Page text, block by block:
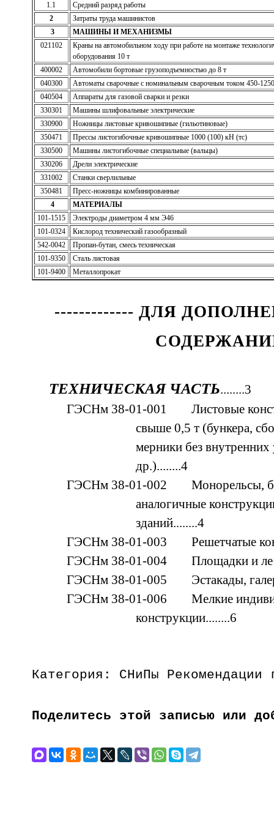
1.1
Средний разряд работы
2
Затраты труда машинистов
3
МАШИНЫ И МЕХАНИЗМЫ
021102
Краны на автомобильном ходу при работе на монтаже
оборудования 10 т
400002
Автомобили бортовые грузоподъемностью до 8 т
040300
Автоматы сварочные с номинальным сварочным током 450-
040504
Аппараты для газовой сварки и резки
330301
Машины шлифовальные электрические
330900
Ножницы листовые кривошипные (гильотиновые)
350471
Прессы листогибочные кривошипные 1000 (100) кН (тс)
330500
Машины листогибочные специальные (вальцы)
330206
Дрели электрические
331002
Станки сверлильные
350481
Пресс-ножницы комбинированные
4
МАТЕРИАЛЫ
101-1515
Электроды диаметром 4 мм Э46
101-0324
Кислород технический газообразный
542-0042
Пропан-бутан, смесь техническая
101-9350
Сталь листовая
101-9400
Металлопрокат
------------- ДЛЯ
ТЕХНИЧЕСКАЯ ЧАСТЬ........3
ГЭСНм 38-01-001 Листовые
свыше 0,5 т (бункера,
мерники без внутренних
др.)........4
ГЭСНм 38-01-002 Монорельсы,
аналогичные
зданий........4
ГЭСНм 38-01-003 Решетчатые
ГЭСНм 38-01-004 Площадки и
ГЭСНм 38-01-005 Эстакады,
ГЭСНм 38-01-006 Мелкие
конструкции........6
Категория: СНиПы Рекомендации
Поделитесь этой записью или